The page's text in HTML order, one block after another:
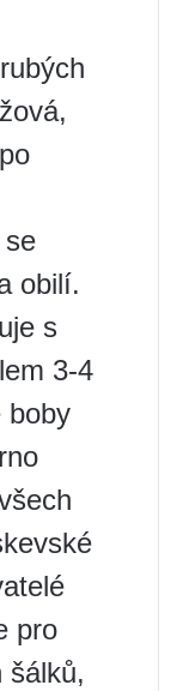
se
obilí.
s
3-4
boby
pro
šálků,